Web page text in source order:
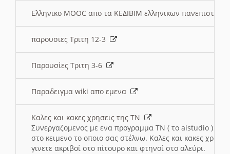
Ελληνικο MOOC απο τα ΚΕΔΙΒΙΜ ελληνικων
παρουσιες Τριτη 12-3
Παρουσίες Τριτη 3-6
Παραδειγμα wiki απο εμενα
Καλες και κακες χρησεις της ΤΝ
Συνεργαζομενος με ενα προγραμμα ΤΝ ( το aistudio ) και
στο κειμενο το οποιο σας στέλνω. Καλες και κακες
γινετε ακριβοί στο πίτουρο και φτηνοί στο αλεύρι.